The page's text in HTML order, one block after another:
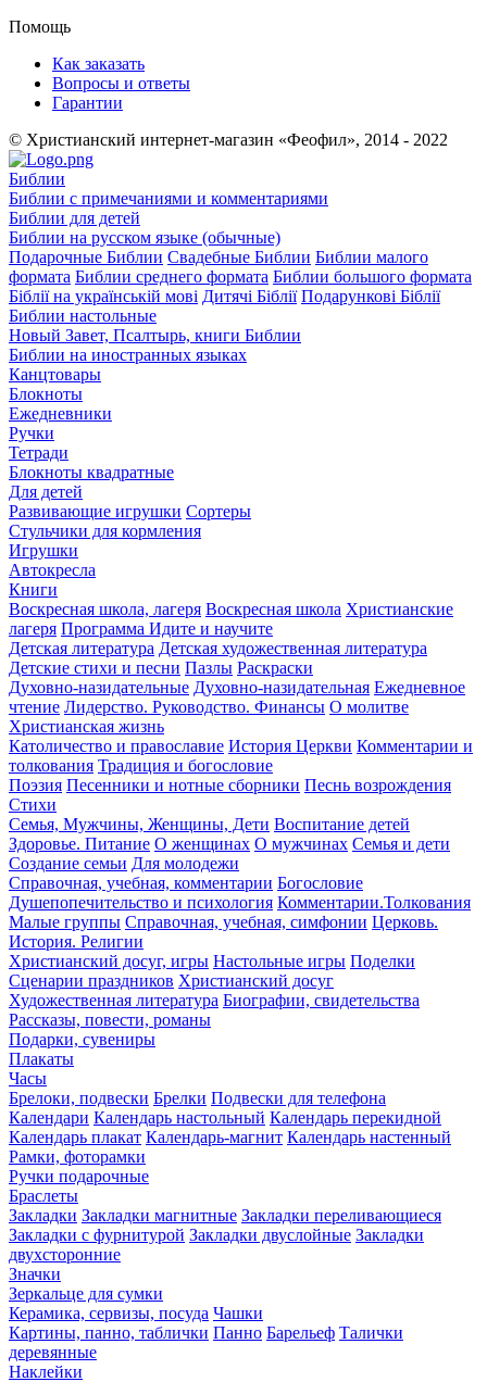
Помощь
Как заказать
Вопросы и ответы
Гарантии
© Христианский интернет-магазин «Феофил», 2014 - 2022
Библии
Библии с примечаниями и комментариями
Библии для детей
Библии на русском языке (обычные)
Подарочные Библии Свадебные Библии Библии малого
формата Библии среднего формата Библии большого формата
Біблії на українській мові Дитячі Біблії Подарункові Біблії
Библии настольные
Новый Завет, Псалтырь, книги Библии
Библии на иностранных языках
Канцтовары
Блокноты
Ежедневники
Ручки
Тетради
Блокноты квадратные
Для детей
Развивающие игрушки Сортеры
Стульчики для кормления
Игрушки
Автокресла
Книги
Воскресная школа, лагеря Воскресная школа Христианские
лагеря Программа Идите и научите
Детская литература Детская художественная литература
Детские стихи и песни Пазлы Раскраски
Духовно-назидательные Духовно-назидательная Ежедневное
чтение Лидерство. Руководство. Финансы О молитве
Христианская жизнь
Католичество и православие История Церкви Комментарии и
толкования Традиция и богословие
Поэзия Песенники и нотные сборники Песнь возрождения
Стихи
Семья, Мужчины, Женщины, Дети Воспитание детей
Здоровье. Питание О женщинах О мужчинах Семья и дети
Создание семьи Для молодежи
Справочная, учебная, комментарии Богословие
Душепопечительство и психология Комментарии.Толкования
Малые группы Справочная, учебная, симфонии Церковь.
История. Религии
Христианский досуг, игры Настольные игры Поделки
Сценарии праздников Христианский досуг
Художественная литература Биографии, свидетельства
Рассказы, повести, романы
Подарки, сувениры
Плакаты
Часы
Брелоки, подвески Брелки Подвески для телефона
Календари Календарь настольный Календарь перекидной
Календарь плакат Календарь-магнит Календарь настенный
Рамки, фоторамки
Ручки подарочные
Браслеты
Закладки Закладки магнитные Закладки переливающиеся
Закладки с фурнитурой Закладки двуслойные Закладки
двухсторонние
Значки
Зеркальце для сумки
Керамика, сервизы, посуда Чашки
Картины, панно, таблички Панно Барельеф Талички
деревянные
Наклейки